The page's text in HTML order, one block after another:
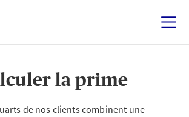
la prime
de nos clients combinent une